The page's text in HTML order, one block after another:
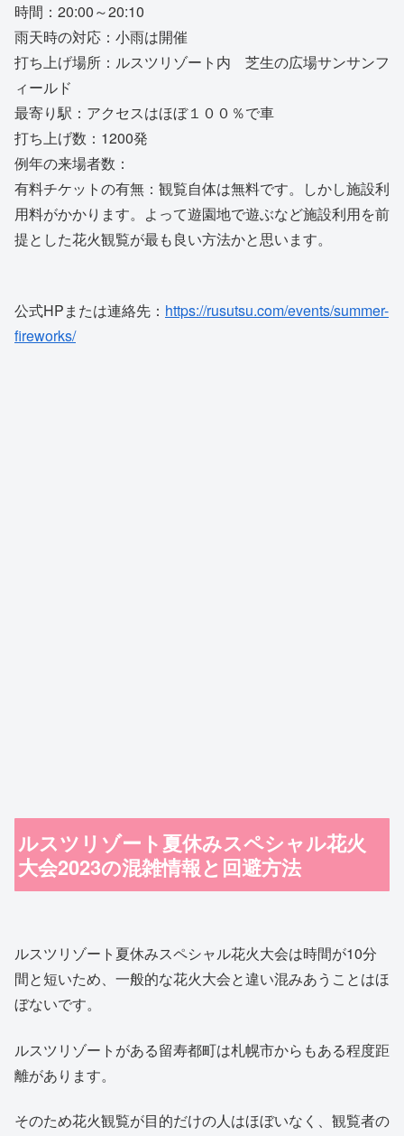
時間：20:00～20:10
雨天時の対応：小雨は開催
打ち上げ場所：ルスツリゾート内 芝生の広場サンサンフ
ィールド
最寄り駅：アクセスはほぼ１００％で車
打ち上げ数：1200発
例年の来場者数：
有料チケットの有無：観覧自体は無料です。しかし施設利
用料がかかります。よって遊園地で遊ぶなど施設利用を前
提とした花火観覧が最も良い方法かと思います。
公式HPまたは連絡先： https://rusutsu.com/events/summer-
fireworks/
ルスツリゾート夏休みスペシャル花火
大会2023の混雑情報と回避方法
ルスツリゾート夏休みスペシャル花火大会は時間が10分
間と短いため、一般的な花火大会と違い混みあうことはほ
ぼないです。
ルスツリゾートがある留寿都町は札幌市からもある程度距
離があります。
そのため花火観覧が目的だけの人はほぼいなく、観覧者の